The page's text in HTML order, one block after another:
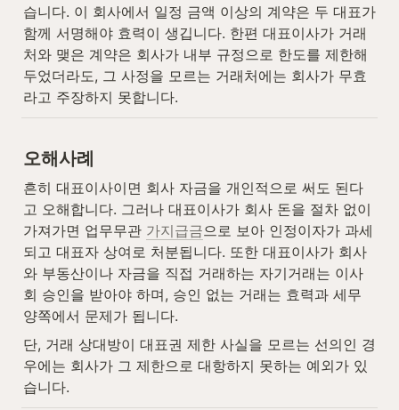
습니다. 이 회사에서 일정 금액 이상의 계약은 두 대표가
함께 서명해야 효력이 생깁니다. 한편 대표이사가 거래
처와 맺은 계약은 회사가 내부 규정으로 한도를 제한해
두었더라도, 그 사정을 모르는 거래처에는 회사가 무효
라고 주장하지 못합니다.
오해사례
흔히 대표이사이면 회사 자금을 개인적으로 써도 된다
고 오해합니다. 그러나 대표이사가 회사 돈을 절차 없이
가져가면 업무무관 가지급금으로 보아 인정이자가 과세
되고 대표자 상여로 처분됩니다. 또한 대표이사가 회사
와 부동산이나 자금을 직접 거래하는 자기거래는 이사
회 승인을 받아야 하며, 승인 없는 거래는 효력과 세무
양쪽에서 문제가 됩니다.
단, 거래 상대방이 대표권 제한 사실을 모르는 선의인 경
우에는 회사가 그 제한으로 대항하지 못하는 예외가 있
습니다.